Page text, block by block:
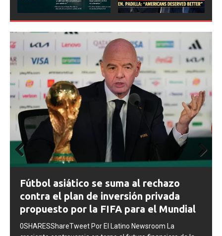
FIFA abre expedientes disciplinarios
contra Argentina tras los incidentes en
la final del Mundial 2026
0SHARESShareTweet Por El Latino Newsroom La FIFA
inició una serie de procesos disciplinarios contra la
Prev
Next